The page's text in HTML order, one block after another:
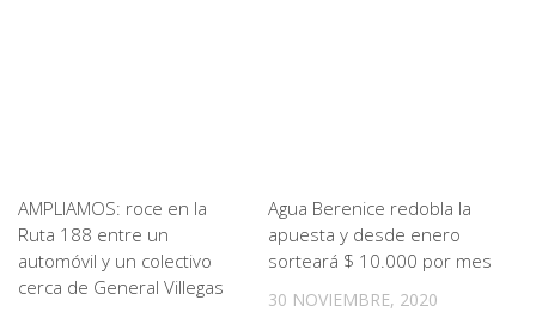
AMPLIAMOS: roce en la
Ruta 188 entre un
automóvil y un colectivo
cerca de General Villegas
Agua Berenice redobla la
apuesta y desde enero
sorteará $ 10.000 por mes
30 NOVIEMBRE, 2020